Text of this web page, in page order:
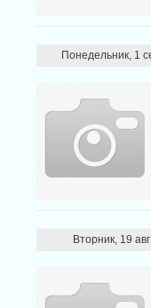
Понедельник, 1
Вторник, 19